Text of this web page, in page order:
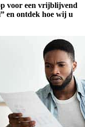
voor een vrijblijvend
en ontdek hoe wij u